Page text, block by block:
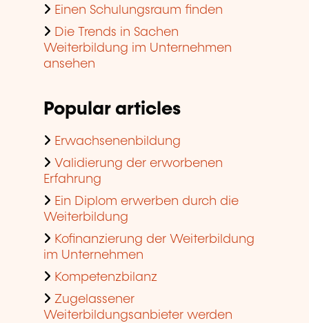
Einen Schulungsraum finden
Die Trends in Sachen
Weiterbildung im Unternehmen
ansehen
Popular articles
Erwachsenenbildung
Validierung der erworbenen
Erfahrung
Ein Diplom erwerben durch die
Weiterbildung
Kofinanzierung der Weiterbildung
im Unternehmen
Kompetenzbilanz
Zugelassener
Weiterbildungsanbieter werden